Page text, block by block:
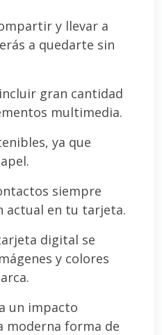
y llevar a
a quedarte sin
gran cantidad
multimedia.
ya que
siempre
actual en tu tarjeta.
digital se
y colores
un impacto
moderna forma de